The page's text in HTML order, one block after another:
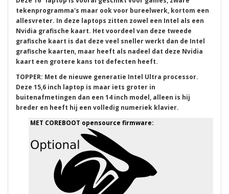
tekenprogramma's maar ook voor bureelwerk, kortom een
allesvreter. In deze laptops zitten zowel een Intel als een
Nvidia grafische kaart. Het voordeel van deze tweede
grafische kaart is dat deze veel sneller werkt dan de Intel
grafische kaarten, maar heeft als nadeel dat deze Nvidia
kaart een grotere kans tot defecten heeft.
TOPPER: Met de nieuwe generatie Intel Ultra processor.
Deze 15,6 inch laptop is maar iets groter in
buitenafmetingen dan een 14 inch model, alleen is hij
breder en heeft hij een volledig numeriek klavier.
MET COREBOOT opensource firmware: